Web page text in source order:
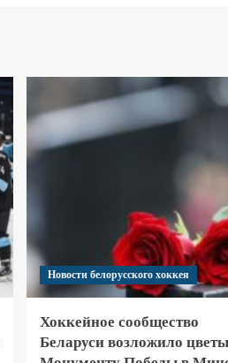
Новости белорусского хоккея
Хоккейное сообщество
Беларуси возложило